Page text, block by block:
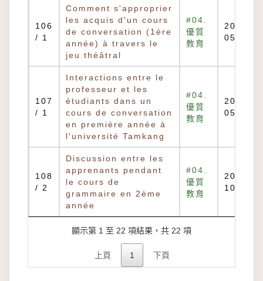
106
/ 1
Comment s'approprier
les acquis d'un cours
de conversation (1ère
année) à travers le
jeu théâtral
#04.
優質
教育
2019-
05-30
107
/ 1
Interactions entre le
professeur et les
étudiants dans un
cours de conversation
en première année à
l'université Tamkang
#04.
優質
教育
2019-
05-30
108
/ 2
Discussion entre les
apprenants pendant
le cours de
grammaire en 2ème
année
#04.
優質
教育
2022-
10-20
顯示第 1 至 22 項結果，共 22 項
上頁 1 下頁